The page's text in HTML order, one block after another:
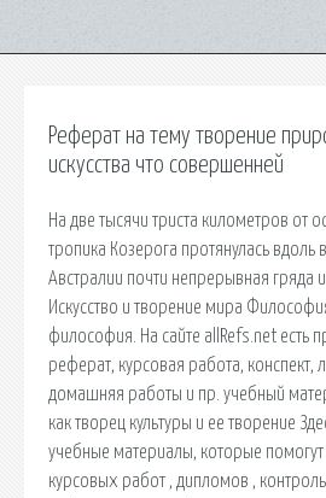
Реферат на тему творение
искусства что совершенней
На две тысячи триста километров от
тропика Козерога протянулась вдоль
Австралии почти непрерывная гряда
Искусство и творение мира
философия. На сайте allRefs.net есть
реферат, курсовая работа, конспект,
домашняя работы и пр. учебный
как творец культуры и ее творение
учебные материалы, которые
курсовых работ , дипломов ,